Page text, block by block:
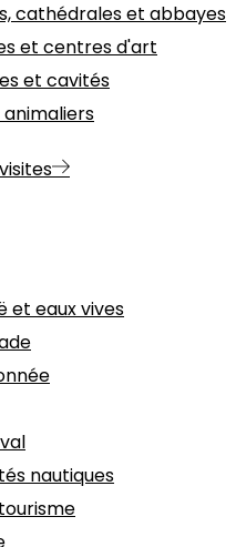
cathédrales et abbayes
et centres d'art
et cavités
animaliers
et eaux vives
nautiques